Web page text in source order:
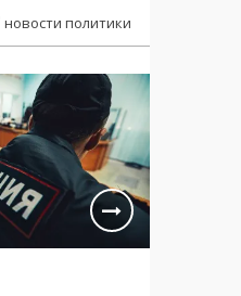
новости политики